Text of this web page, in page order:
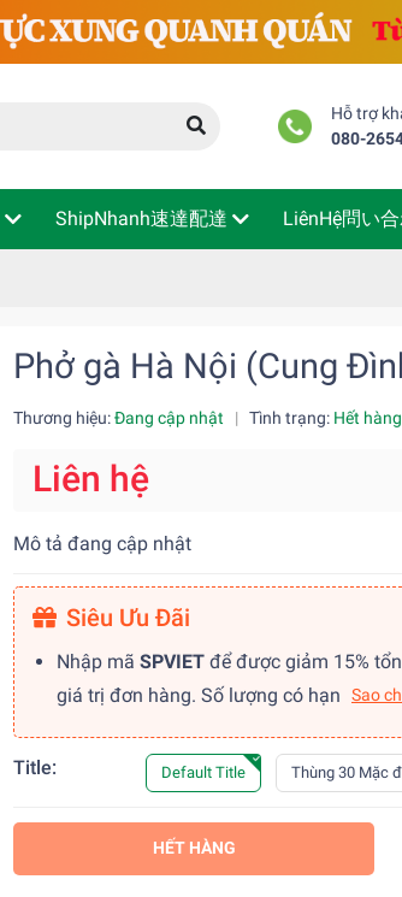
Hỗ trợ
080-
ShipNhanh速達配達 LiênHệ問い
Phở gà Hà Nội (Cung
Thương hiệu:Đang cập nhật | Tình trạng: Hết hàng
Liên hệ
Mô tả đang cập nhật
Siêu Ưu Đãi
Nhập mã SPVIET để được giảm 15%
giá trị đơn hàng. Số lượng có hạn
Sao
Title: Default Title Thùng 30 Mặc
HẾT HÀNG